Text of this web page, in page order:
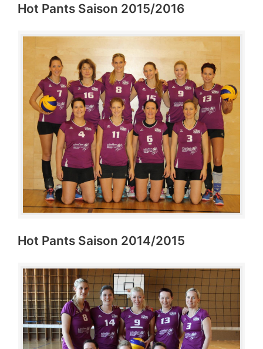
Hot Pants Saison 2015/2016
Hot Pants Saison 2014/2015